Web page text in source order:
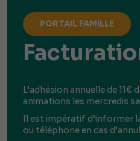
PORTAIL FAMILLE
L’adhésion annuelle de 11€
animations les mercredis
Il est impératif d’informer
ou téléphone en cas